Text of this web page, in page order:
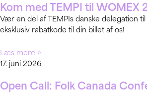
Kom med TEMPI til WOMEX
Vær en del af TEMPIs danske delegation
eksklusiv rabatkode til din billet af os!
Læs mere »
17. juni 2026
Open Call: Folk Canada